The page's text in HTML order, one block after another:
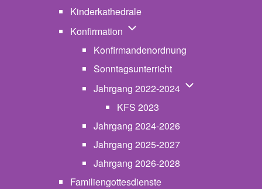
Kinderkathedrale
Konfirmation Unternavigation von
Konfirmandenordnung
Sonntagsunterricht
Jahrgang 2022-2024 Unternavigation
KFS 2023
Jahrgang 2024-2026
Jahrgang 2025-2027
Jahrgang 2026-2028
Familiengottesdienste